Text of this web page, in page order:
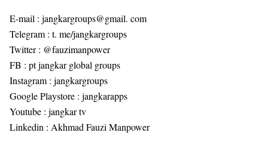
E-mail : jangkargroups@gmail. com
Telegram : t. me/jangkargroups
Twitter : @fauzimanpower
FB : pt jangkar global groups
Instagram : jangkargroups
Google Playstore : jangkarapps
Youtube : jangkar tv
Linkedin : Akhmad Fauzi Manpower